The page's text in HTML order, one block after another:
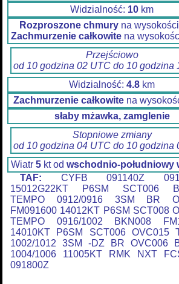
Widzialność: 10 km
Rozproszone chmuryna wysokości
Zachmurzenie całkowitena
Przejściowo
od 10 godzina 02 UTC do 10 godzina
Widzialność: 4.8 km
Zachmurzenie całkowite na
słaby mżawka, zamglenie
Stopniowe zmiany
od 10 godzina 04 UTC do 10 godzina
Wiatr 5 kt od wschodnio-południowy
TAF: CYFB 091140Z
15012G22KT P6SM SCT006
TEMPO 0912/0916 3SM BR
FM091600 14012KT P6SM SCT008
TEMPO 0916/1002 BKN008
14010KT P6SM SCT006 OVC015
1002/1012 3SM -DZ BR OVC006
1004/1006 11005KT RMK NXT
091800Z